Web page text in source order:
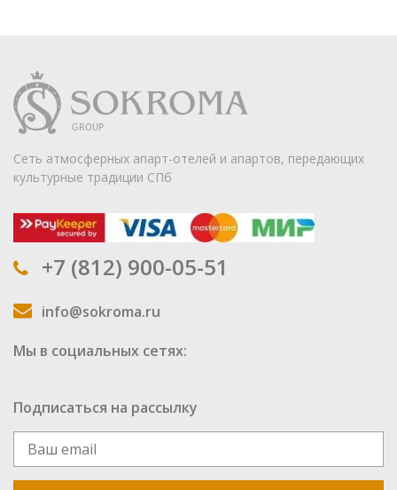
Сеть атмосферных апарт-отелей и апартов, передающих
культурные традиции СПб
+7 (812) 900-05-51
info@sokroma.ru
Мы в социальных сетях:
Подписаться на рассылку